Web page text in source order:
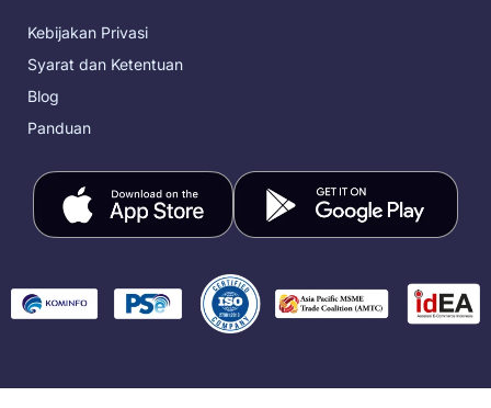
Kebijakan Privasi
Syarat dan Ketentuan
Blog
Panduan